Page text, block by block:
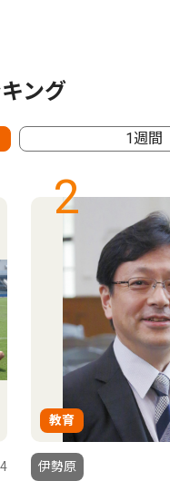
ング
1週間
2
教育
伊勢原